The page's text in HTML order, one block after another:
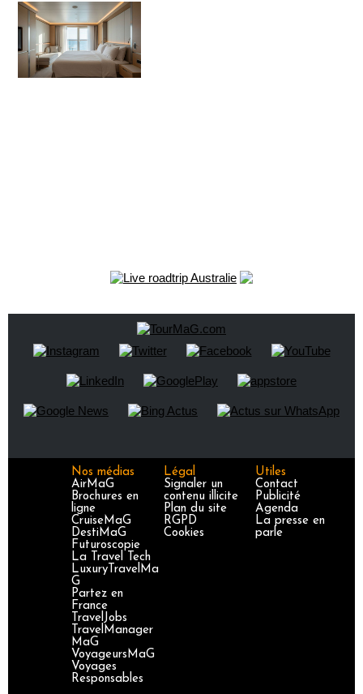
Nos médias
AirMaG
Brochures en
ligne
CruiseMaG
DestiMaG
Futuroscopie
La Travel Tech
LuxuryTravelMa
G
Partez en
France
TravelJobs
TravelManager
MaG
VoyageursMaG
Voyages
Responsables
Légal
Signaler un
contenu illicite
Plan du site
RGPD
Cookies
Utiles
Contact
Publicité
Agenda
La presse en
parle